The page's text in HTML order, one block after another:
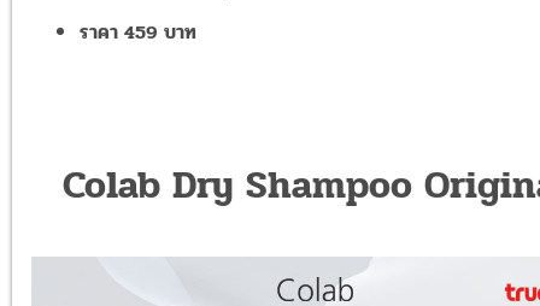
ราคา 459 บาท
Colab Dry Shampoo